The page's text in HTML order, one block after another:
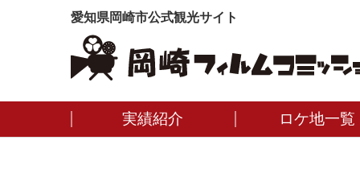
愛知県岡崎市公式観光サイト
実績紹介 ロケ地一覧